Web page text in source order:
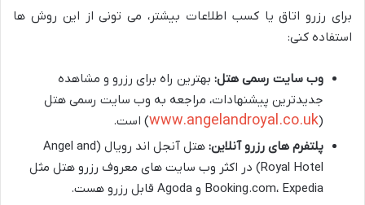
برای رزرو اتاق یا کسب اطلاعات بیشتر، می تونی از این روش ها
استفاده کنی:
وب سایت رسمی هتل: بهترین راه برای رزرو و مشاهده
جدیدترین پیشنهادات، مراجعه به وب سایت رسمی هتل
(
www.angelandroyal.co.uk) است.
پلتفرم های رزرو آنلاین:
هتل آنجل اند رویال (Angel and
Royal Hotel) در اکثر وب سایت های معروف رزرو هتل مثل
Booking.com، Expedia و Agoda قابل رزرو هست.